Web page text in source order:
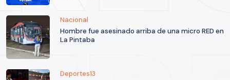
Nacional
Hombre fue asesinado arriba de una micro RED en
La Pintaba
Deportes13